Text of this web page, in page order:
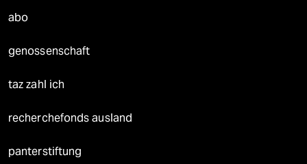
abo
genossenschaft
taz zahl ich
recherchefonds ausland
panterstiftung